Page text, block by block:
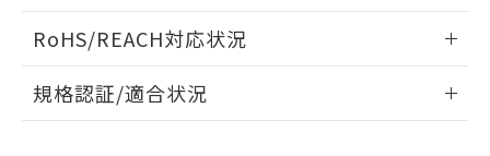
電気的寿命曲線
ドすることができます。
ログイン/会員登録
RoHS/REACH対応状況
EU RoHS 注意事項・凡例
規格認証/適合状況
していることから、特段のことがない限
り、2022年1月12日より割愛しておりま
す。